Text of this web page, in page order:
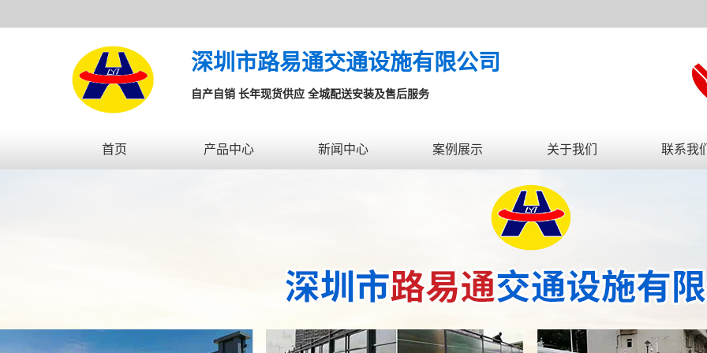
深圳市路易通交通设施有限公司
自产自销 长年现货供应 全城配送安装及售后服务
首页 产品中心 新闻中心 案例展示 关于我们 联系我